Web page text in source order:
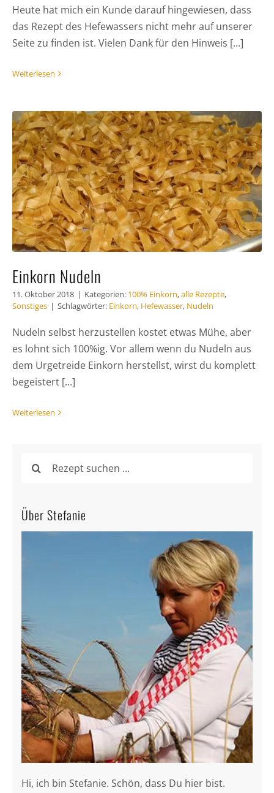
Heute hat mich ein Kunde darauf hingewiesen, dass
das Rezept des Hefewassers nicht mehr auf unserer
Seite zu finden ist. Vielen Dank für den Hinweis [...]
Weiterlesen
Einkorn Nudeln
11. Oktober 2018 | Kategorien: 100% Einkorn,alle Rezepte,
Sonstiges | Schlagwörter: Einkorn, Hefewasser, Nudeln
Nudeln selbst herzustellen kostet etwas Mühe, aber
es lohnt sich 100%ig. Vor allem wenn du Nudeln aus
dem Urgetreide Einkorn herstellst, wirst du komplett
begeistert [...]
Weiterlesen
nach:
Über Stefanie
Hi, ich bin Stefanie. Schön, dass Du hier bist.